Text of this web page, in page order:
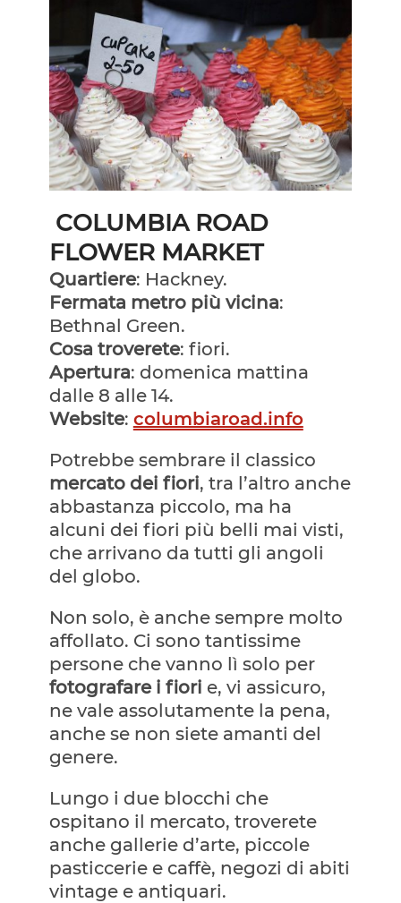
COLUMBIA ROAD
FLOWER MARKET
Quartiere: Hackney.
Fermata metro più vicina:
Bethnal Green.
Cosa troverete: fiori.
Apertura: domenica mattina
dalle 8 alle 14.
Website: columbiaroad.info
Potrebbe sembrare il classico
mercato dei fiori, tra l’altro anche
abbastanza piccolo, ma ha
alcuni dei fiori più belli mai visti,
che arrivano da tutti gli angoli
del globo.
Non solo, è anche sempre molto
affollato. Ci sono tantissime
persone che vanno lì solo per
fotografare i fiori e, vi assicuro,
ne vale assolutamente la pena,
anche se non siete amanti del
genere.
Lungo i due blocchi che
ospitano il mercato, troverete
anche gallerie d’arte, piccole
pasticcerie e caffè, negozi di abiti
vintage e antiquari.